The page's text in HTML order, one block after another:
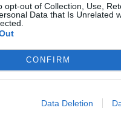
opt-out of Collection, Use,
Data that Is Unrelated
CONFIRM
Data Deletion